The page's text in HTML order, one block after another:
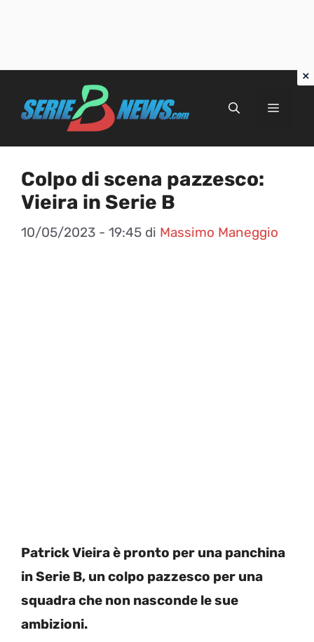
Menu
Colpo di scena pazzesco:
Vieira in Serie B
10/05/2023 - 19:45 di Massimo Maneggio
Patrick Vieira è pronto per una panchina
in Serie B, un colpo pazzesco per una
squadra che non nasconde le sue
ambizioni.